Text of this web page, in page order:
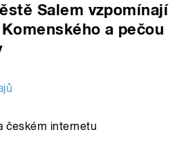
Salem vzpomínají
a pečou
českém internetu